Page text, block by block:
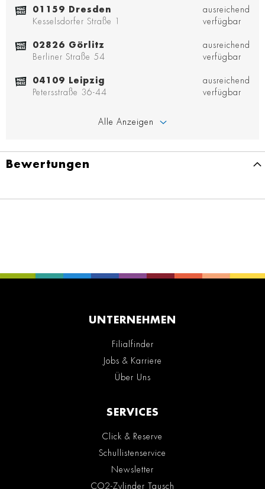
01159 Dresden
Kesselsdorfer Straße 1
ausreichend
verfügbar
02826 Görlitz
Berliner Straße 54
ausreichend
verfügbar
04109 Leipzig
Petersstraße 36-44
ausreichend
verfügbar
Alle Anzeigen
Bewertungen
UNTERNEHMEN
Filialfinder
Jobs & Karriere
Über Uns
SERVICES
Click & Reserve
Schullistenservice
Newsletter
CO2-Zylinder Tausch